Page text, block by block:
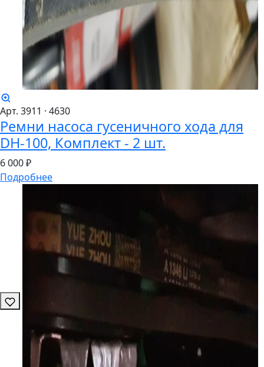
Арт. 3911 · 4630
Ремни насоса гусеничного хода для
DH-100, Комплект - 2 шт.
6000 ₽
Подробнее